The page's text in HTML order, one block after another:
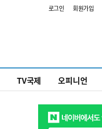
로그인 회원가입
TV국제 오피니언